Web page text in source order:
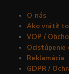
O nás
Ako vrátiť
VOP /
Odstúpenie
Reklamácia
GDPR /